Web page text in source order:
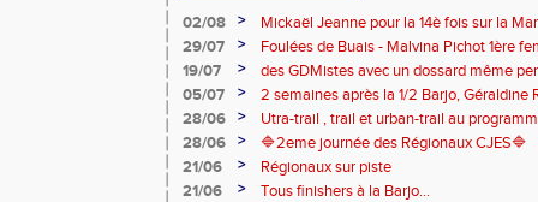
02/08 >
Mickaël Jeanne pour la 14è fois sur la
Eaux
29/07 >
Foulées de Buais - Malvina Pichot 1ère
19/07
>
des GDMistes avec un dossard même
05/07
>
2 semaines après la 1/2 Barjo, Géraldine
marche du podium du Trail de l'Ange
28/06 >
Utra-trail , trail et urban-trail au
28/06
>
🔷️2eme journée des Régionaux CJES🔷️
21/06
>
Régionaux sur piste
21/06
>
Tous finishers à la Barjo...